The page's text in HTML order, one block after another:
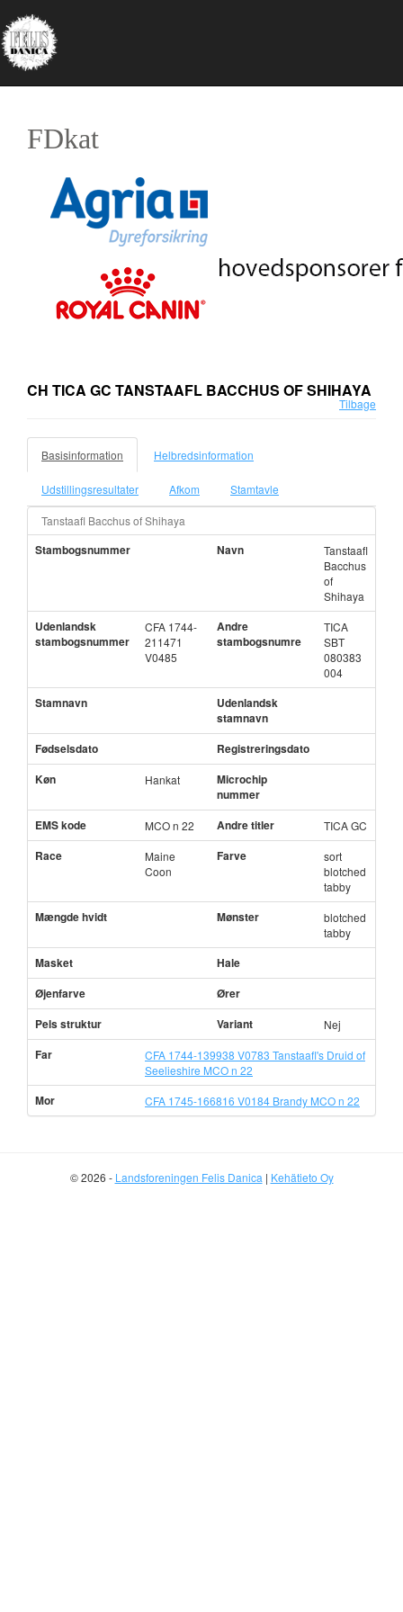
FDkat
CH TICA GC TANSTAAFL BACCHUS OF SHIHAYA
Tilbage
Basisinformation Helbredsinformation
Udstillingsresultater Afkom Stamtavle
Tanstaafl Bacchus of Shihaya
Stambogsnummer Navn
Tanstaafl
Bacchus
of
Shihaya
Udenlandsk
stambogsnummer
CFA 1744-
211471
V0485
Andre
stambogsnumre
TICA
SBT
080383
004
Stamnavn
Udenlandsk
stamnavn
Fødselsdato
Registreringsdato
Køn
Hankat
Microchip
nummer
EMS kode
MCO n 22 Andre titler TICA GC
Race
Maine
Coon
Farve
sort
blotched
tabby
Mængde hvidt Mønster
blotched
tabby
Masket
Hale
Øjenfarve
Ører
Pels struktur
Variant Nej
Far
CFA 1744-139938 V0783 Tanstaafl's Druid of
Seelieshire MCO n 22
Mor CFA 1745-166816 V0184 Brandy MCO n 22
© 2026 - Landsforeningen Felis Danica | Kehätieto Oy